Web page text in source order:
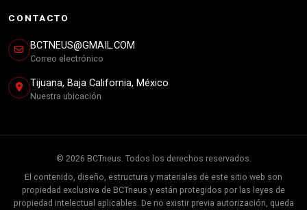
CONTACTO
BCTNEUS@GMAIL.COM
Correo electrónico
Tijuana, Baja California, México
Nuestra ubicación
© 2026 BCTneus. Todos los derechos reservados.
El contenido, diseño, estructura y materiales de este sitio web son
propiedad exclusiva de BCTneus y están protegidos por las leyes de
propiedad intelectual aplicables. De no existir previa autorización, queda